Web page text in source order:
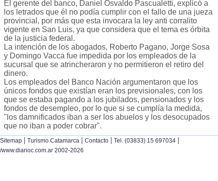
El gerente del banco, Daniel Osvaldo Pascualetti, explicó a
los letrados que él no podía cumplir con el fallo de una jueza
provincial, por más que esta invocara la ley anti corralito
vigente en San Luis, ya que considera que el tema es órbita
de la justicia federal.
La intención de los abogados, Roberto Pagano, Jorge Sosa
y Domingo Vacca fue impedida por los empleados de la
sucursal que se atrincheraron y no permitieron el retiro del
dinero.
Los empleados del Banco Nación argumentaron que los
únicos fondos que existían eran los previsionales, con los
que se estaba pagando a los jubilados, pensionados y los
fondos de desempleo, por lo que si se cumplía la medida,
"los damnificados iban a ser los abuelos y los desocupados
que no iban a poder cobrar".
Sitemap | Turismo Catamarca | Contacto | Tel. (03833) 15 697034 |
/www.diarioc.com.ar 2002-2026